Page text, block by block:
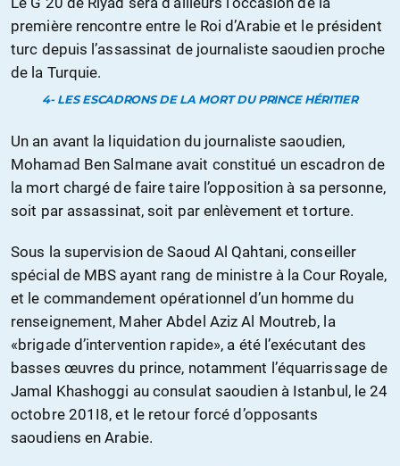
première rencontre entre le Roi d’Arabie et le président
turc depuis l’assassinat de journaliste saoudien proche
de la Turquie.
4- LES ESCADRONS DE LA MORT DU PRINCE HÉRITIER
Un an avant la liquidation du journaliste saoudien,
Mohamad Ben Salmane avait constitué un escadron de
la mort chargé de faire taire l’opposition à sa personne,
soit par assassinat, soit par enlèvement et torture.
Sous la supervision de Saoud Al Qahtani, conseiller
spécial de MBS ayant rang de ministre à la Cour Royale,
et le commandement opérationnel d’un homme du
renseignement, Maher Abdel Aziz Al Moutreb, la
«brigade d’intervention rapide», a été l’exécutant des
basses œuvres du prince, notamment l’équarrissage de
Jamal Khashoggi au consulat saoudien à Istanbul, le 24
octobre 201I8, et le retour forcé d’opposants
saoudiens en Arabie.